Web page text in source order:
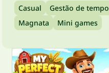
Casual Gestão de tempo
Magnata
Mini games